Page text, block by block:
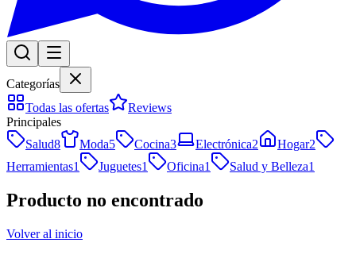
Categorías
Todas las ofertas
Reviews
Principales
Salud8 Moda5 Cocina3 Electrónica2 Hogar2
Herramientas1 Juguetes1 Oficina1 Salud y Belleza1
Producto no encontrado
Volver al inicio